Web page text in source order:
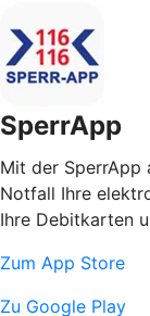
SperrApp
Mit der SperrApp
Notfall Ihre
Ihre Debitkarten
Zum App Store
Zu Google Play